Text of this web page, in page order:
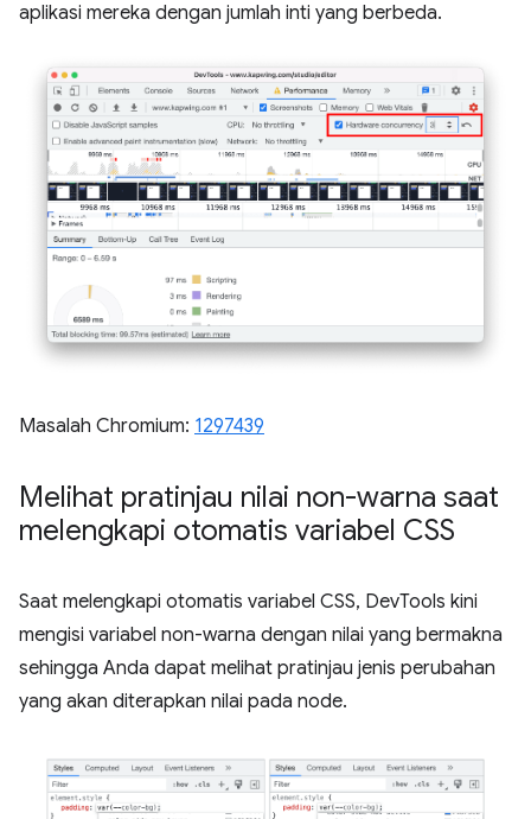
aplikasi mereka dengan jumlah inti yang berbeda.
Masalah Chromium: 1297439
Melihat pratinjau nilai non-warna saat
melengkapi otomatis variabel CSS
Saat melengkapi otomatis variabel CSS, DevTools kini
mengisi variabel non-warna dengan nilai yang bermakna
sehingga Anda dapat melihat pratinjau jenis perubahan
yang akan diterapkan nilai pada node.